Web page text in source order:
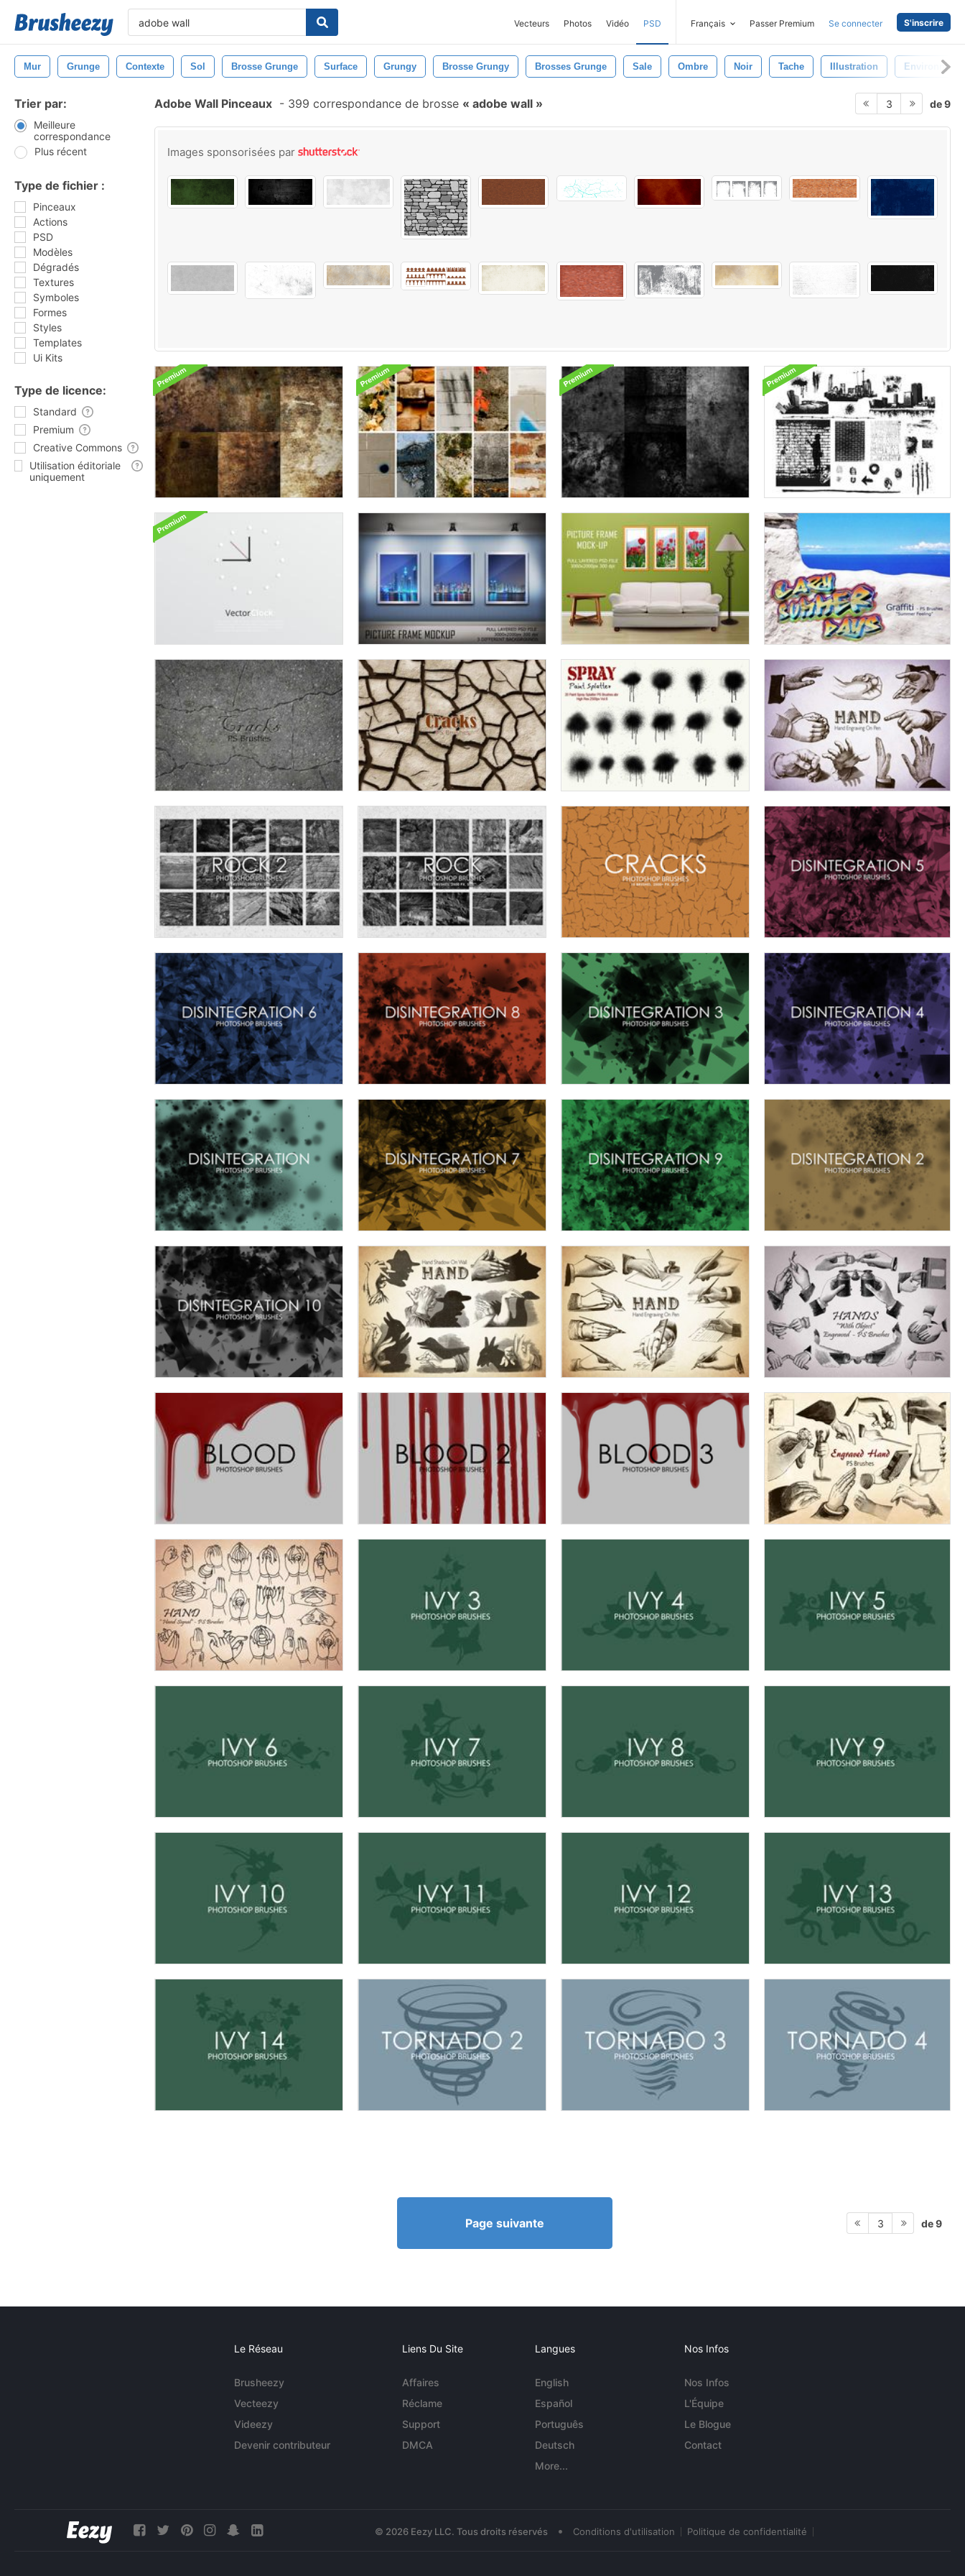
Vecteurs Photos Vidéo PSD Français Passer Premium Se connecter S'inscrire
Mur Grunge Contexte Sol Brosse Grunge Surface Grungy Brosse Grungy Brosses Grunge Sale Ombre Noir Tache Illustration
Trier par:
Meilleure
correspondance
Plus récent
Type de fichier :
Pinceaux
Actions
PSD
Modèles
Dégradés
Textures
Symboles
Formes
Styles
Templates
Ui Kits
Type de licence:
Standard
Premium
Creative Commons
Utilisation éditoriale
uniquement
Adobe Wall Pinceaux - 399 correspondance de brosse adobe wall 3 de 9
Images sponsorisées par
Page suivante 3 de 9
Le Réseau
Brusheezy
Vecteezy
Videezy
Devenir contributeur
Liens Du Site
Affaires
Réclame
Support
DMCA
Langues
English
Español
Português
Deutsch
More...
Nos Infos
Nos Infos
L'Équipe
Le Blogue
Contact
© 2026 Eezy LLC. Tous droits réservés • Conditions d'utilisation Politique de confidentialité